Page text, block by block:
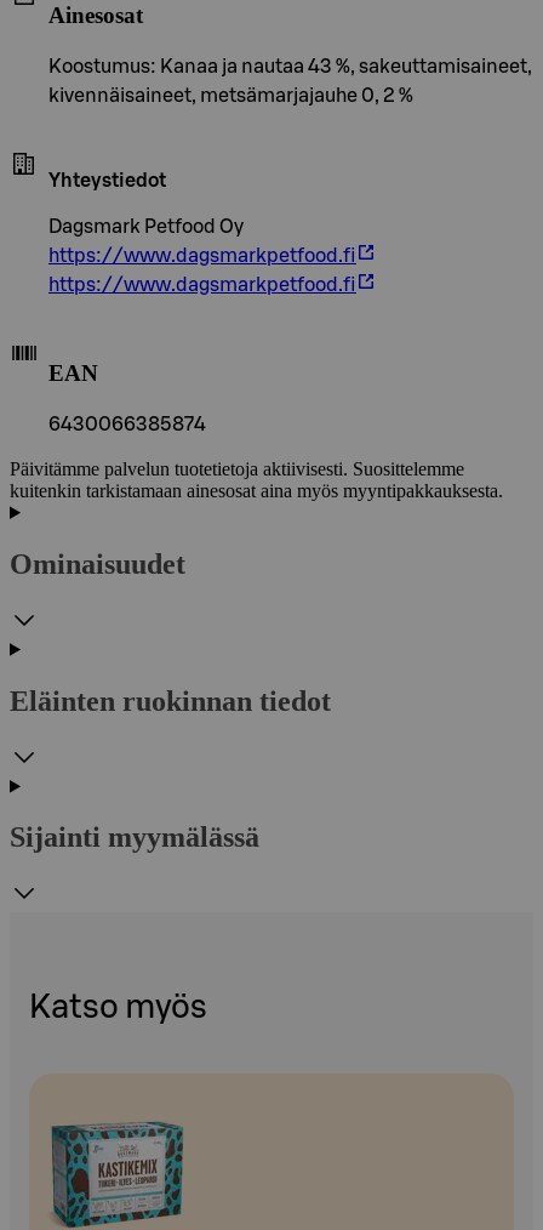
Ainesosat
Koostumus: Kanaa ja nautaa 43 %, sakeuttamisaineet,
kivennäisaineet, metsämarjajauhe 0, 2 %
Yhteystiedot
Dagsmark Petfood Oy
https://www.dagsmarkpetfood.fi
https://www.dagsmarkpetfood.fi
EAN
6430066385874
Päivitämme palvelun tuotetietoja aktiivisesti. Suosittelemme
kuitenkin tarkistamaan ainesosat aina myös myyntipakkauksesta.
Ominaisuudet
Eläinten ruokinnan tiedot
Sijainti myymälässä
Katso myös